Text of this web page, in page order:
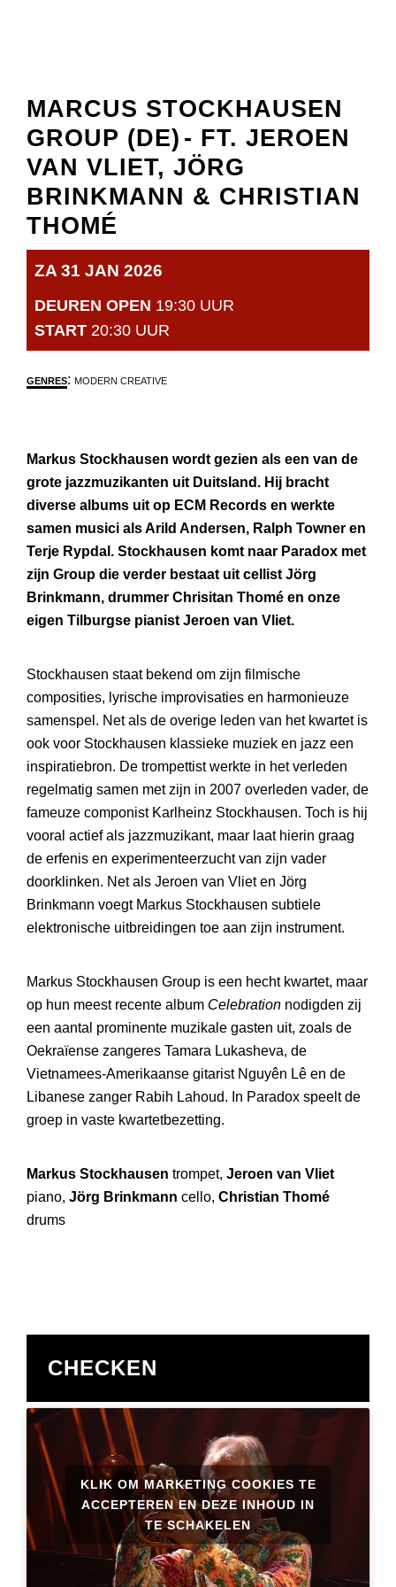
MARCUS STOCKHAUSEN
GROUP (DE) - FT. JEROEN
VAN VLIET, JÖRG
BRINKMANN & CHRISTIAN
THOMÉ
ZA 31 JAN 2026
DEUREN OPEN 19:30 UUR
START 20:30 UUR
GENRES: MODERN CREATIVE
Markus Stockhausen wordt gezien als een van de
grote jazzmuzikanten uit Duitsland. Hij bracht
diverse albums uit op ECM Records en werkte
samen musici als Arild Andersen, Ralph Towner en
Terje Rypdal. Stockhausen komt naar Paradox met
zijn Group die verder bestaat uit cellist Jörg
Brinkmann, drummer Chrisitan Thomé en onze
eigen Tilburgse pianist Jeroen van Vliet.
Stockhausen staat bekend om zijn filmische
composities, lyrische improvisaties en harmonieuze
samenspel. Net als de overige leden van het kwartet is
ook voor Stockhausen klassieke muziek en jazz een
inspiratiebron. De trompettist werkte in het verleden
regelmatig samen met zijn in 2007 overleden vader, de
fameuze componist Karlheinz Stockhausen. Toch is hij
vooral actief als jazzmuzikant, maar laat hierin graag
de erfenis en experimenteerzucht van zijn vader
doorklinken. Net als Jeroen van Vliet en Jörg
Brinkmann voegt Markus Stockhausen subtiele
elektronische uitbreidingen toe aan zijn instrument.
Markus Stockhausen Group is een hecht kwartet, maar
op hun meest recente album Celebration nodigden zij
een aantal prominente muzikale gasten uit, zoals de
Oekraïense zangeres Tamara Lukasheva, de
Vietnamees-Amerikaanse gitarist Nguyên Lê en de
Libanese zanger Rabih Lahoud. In Paradox speelt de
groep in vaste kwartetbezetting.
Markus Stockhausen trompet, Jeroen van Vliet
piano, Jörg Brinkmann cello, Christian Thomé
drums
CHECKEN
KLIK OM MARKETING COOKIES TE
ACCEPTEREN EN DEZE INHOUD IN
TE SCHAKELEN